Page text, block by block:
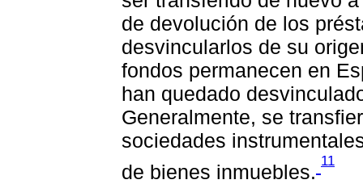
de devolución de los
desvincularlos de su
fondos permanecen en
han quedado
Generalmente, se
sociedades
de bienes inmuebles.
11